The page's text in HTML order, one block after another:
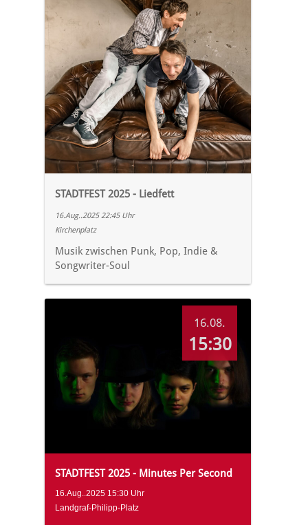
STADTFEST 2025 - Liedfett
16.Aug..2025 22:45 Uhr
Kirchenplatz
Musik zwischen Punk, Pop, Indie &
Songwriter-Soul
16.08.
15:30
STADTFEST 2025 - Minutes Per Second
16.Aug..2025 15:30 Uhr
Landgraf-Philipp-Platz